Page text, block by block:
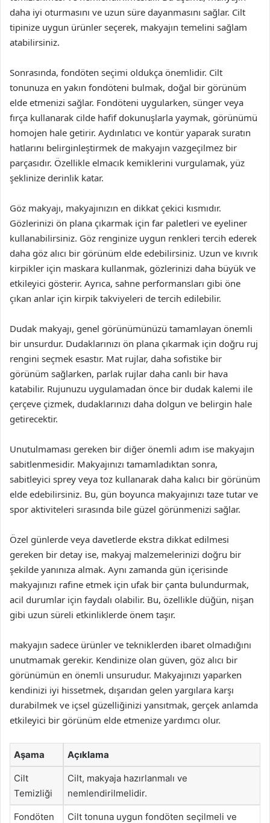
daha iyi oturmasını ve uzun süre dayanmasını sağlar. Cilt
tipinize uygun ürünler seçerek, makyajın temelini sağlam
atabilirsiniz.
Sonrasında, fondöten seçimi oldukça önemlidir. Cilt
tonunuza en yakın fondöteni bulmak, doğal bir görünüm
elde etmenizi sağlar. Fondöteni uygularken, sünger veya
fırça kullanarak cilde hafif dokunuşlarla yaymak, görünümü
homojen hale getirir. Aydınlatıcı ve kontür yaparak suratın
hatlarını belirginleştirmek de makyajın vazgeçilmez bir
parçasıdır. Özellikle elmacık kemiklerini vurgulamak, yüz
şeklinize derinlik katar.
Göz makyajı, makyajınızın en dikkat çekici kısmıdır.
Gözlerinizi ön plana çıkarmak için far paletleri ve eyeliner
kullanabilirsiniz. Göz renginize uygun renkleri tercih ederek
daha göz alıcı bir görünüm elde edebilirsiniz. Uzun ve kıvrık
kirpikler için maskara kullanmak, gözlerinizi daha büyük ve
etkileyici gösterir. Ayrıca, sahne performansları gibi öne
çıkan anlar için kirpik takviyeleri de tercih edilebilir.
Dudak makyajı, genel görünümünüzü tamamlayan önemli
bir unsurdur. Dudaklarınızı ön plana çıkarmak için doğru ruj
rengini seçmek esastır. Mat rujlar, daha sofistike bir
görünüm sağlarken, parlak rujlar daha canlı bir hava
katabilir. Rujunuzu uygulamadan önce bir dudak kalemi ile
çerçeve çizmek, dudaklarınızı daha dolgun ve belirgin hale
getirecektir.
Unutulmaması gereken bir diğer önemli adım ise makyajın
sabitlenmesidir. Makyajınızı tamamladıktan sonra,
sabitleyici sprey veya toz kullanarak daha kalıcı bir görünüm
elde edebilirsiniz. Bu, gün boyunca makyajınızı taze tutar ve
spor aktiviteleri sırasında bile güzel görünmenizi sağlar.
Özel günlerde veya davetlerde ekstra dikkat edilmesi
gereken bir detay ise, makyaj malzemelerinizi doğru bir
şekilde yanınıza almak. Aynı zamanda gün içerisinde
makyajınızı rafine etmek için ufak bir çanta bulundurmak,
acil durumlar için faydalı olabilir. Bu, özellikle düğün, nişan
gibi uzun süreli etkinliklerde önem taşır.
makyajın sadece ürünler ve tekniklerden ibaret olmadığını
unutmamak gerekir. Kendinize olan güven, göz alıcı bir
görünümün en önemli unsurudur. Makyajınızı yaparken
kendinizi iyi hissetmek, dışarıdan gelen yargılara karşı
durabilmek ve içsel güzelliğinizi yansıtmak, gerçek anlamda
etkileyici bir görünüm elde etmenize yardımcı olur.
Aşama Açıklama
Cilt
Temizliği
Cilt, makyaja hazırlanmalı ve
nemlendirilmelidir.
Fondöten
Cilt tonuna uygun fondöten seçilmeli ve